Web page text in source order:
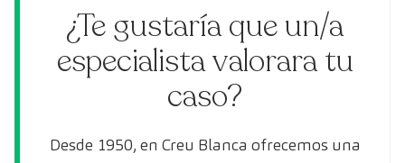
¿Te gustaría que un/a
especialista valorara tu
caso?
Desde 1950, en Creu Blanca ofrecemos una